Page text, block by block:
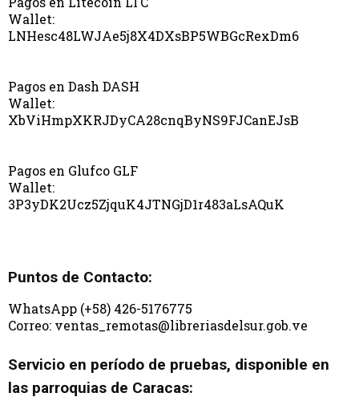
Wallet:
LNHesc48LWJAe5j8X4DXsBP5WBGcRexDm6
Pagos en Dash DASH
Wallet:
XbViHmpXKRJDyCA28cnqByNS9FJCanEJsB
Pagos en Glufco GLF
Wallet:
3P3yDK2Ucz5ZjquK4JTNGjD1r483aLsAQuK
Puntos de Contacto:
WhatsApp (+58) 426-5176775
Correo: ventas_remotas@libreriasdelsur.gob.ve
Servicio en período de pruebas, disponible en
las parroquias de Caracas: